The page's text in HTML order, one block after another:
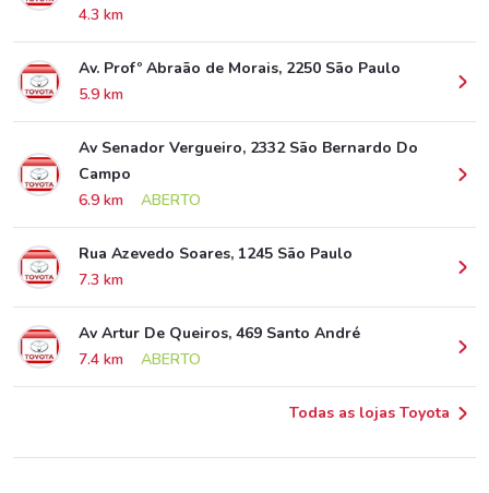
4.3 km
Av. Profº Abraão de Morais, 2250 São Paulo
5.9 km
Av Senador Vergueiro, 2332 São Bernardo Do
Campo
6.9 km
ABERTO
Rua Azevedo Soares, 1245 São Paulo
7.3 km
Av Artur De Queiros, 469 Santo André
7.4 km
ABERTO
Todas as lojas Toyota